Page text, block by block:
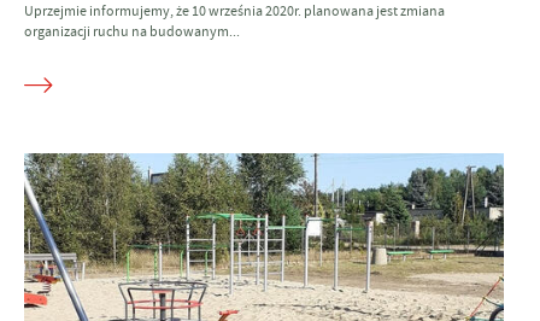
Uprzejmie informujemy, że 10 września 2020r. planowana jest zmiana
organizacji ruchu na budowanym...